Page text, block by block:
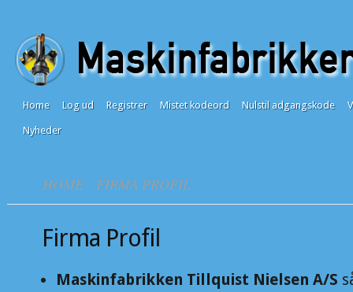
Home Log ud Registrer Mistet kodeord Nulstil adgangskode
Nyheder
HOME FIRMA PROFIL
Firma Profil
Maskinfabrikken Tillquist Nielsen A/S